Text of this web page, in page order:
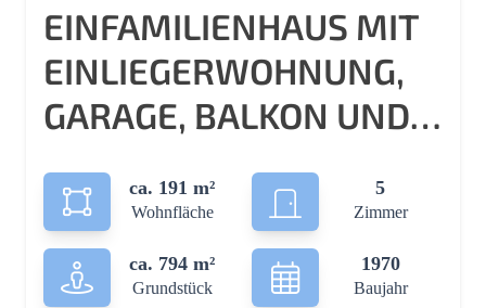
EINFAMILIENHAUS MIT
EINLIEGERWOHNUNG,
GARAGE, BALKON UND
DACHSTUDIO
ca. 191 m²
Wohnfläche
5
Zimmer
ca. 794 m²
Grundstück
1970
Baujahr